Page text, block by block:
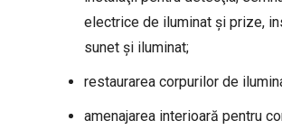
electrice de iluminat şi prize,
sunet şi iluminat;
restaurarea corpurilor de
amenajarea interioară pentru